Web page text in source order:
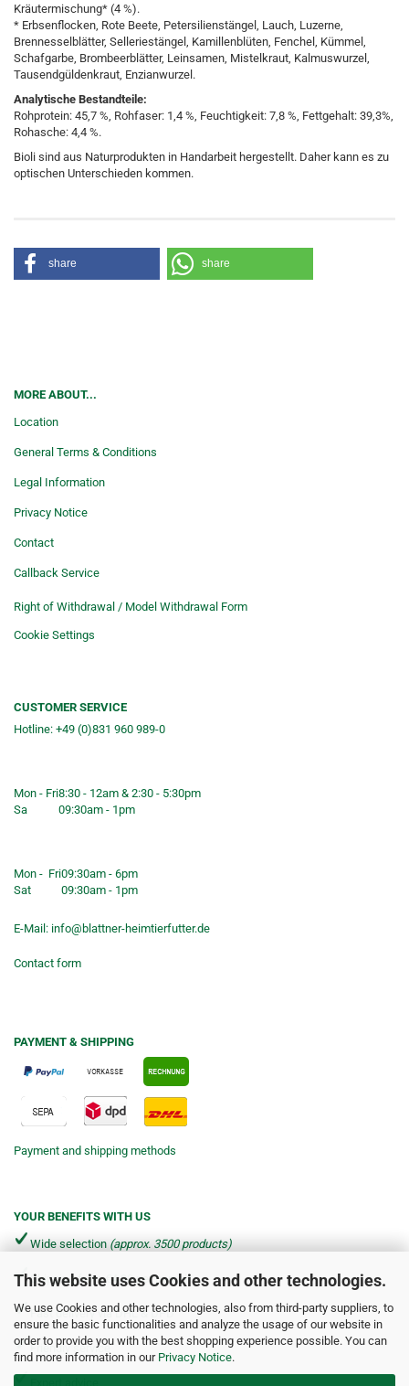
This website uses Cookies and other technologies.
We use Cookies and other technologies, also from third-party suppliers, to
ensure the basic functionalities and analyze the usage of our website in
order to provide you with the best shopping experience possible. You can
find more information in our Privacy Notice.
Kräutermischung* (4 %).
* Erbsenflocken, Rote Beete, Petersilienstängel, Lauch, Luzerne,
Brennesselblätter, Selleriestängel, Kamillenblüten, Fenchel, Kümmel,
Schafgarbe, Brombeerblätter, Leinsamen, Mistelkraut, Kalmuswurzel,
Tausendgüldenkraut, Enzianwurzel.
Analytische Bestandteile:
Rohprotein: 45,7 %, Rohfaser: 1,4 %, Feuchtigkeit: 7,8 %, Fettgehalt: 39,3%,
Rohasche: 4,4 %.
Bioli sind aus Naturprodukten in Handarbeit hergestellt. Daher kann es zu
optischen Unterschieden kommen.
share share
MORE ABOUT...
Location
General Terms & Conditions
Legal Information
Privacy Notice
Contact
Callback Service
Right of Withdrawal / Model Withdrawal Form
Cookie Settings
CUSTOMER SERVICE
Hotline: +49 (0)831 960 989-0
Mon - Fri8:30 - 12am & 2:30 - 5:30pm
Sa
09:30am - 1pm
Mon - Fri09:30am - 6pm
Sat
09:30am - 1pm
E-Mail: info@blattner-heimtierfutter.de
Contact form
PAYMENT & SHIPPING
Payment and shipping methods
YOUR BENEFITS WITH US
Wide selection (approx. 3500 products)
Shipping from €4.90 per parcel*
Fast delivery via DHL & DPD
Friendly service